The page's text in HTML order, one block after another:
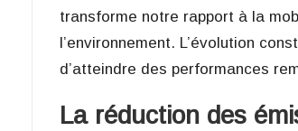
transforme notre rapport à la
l’environnement. L’évolution
d’atteindre des performances
La réduction des